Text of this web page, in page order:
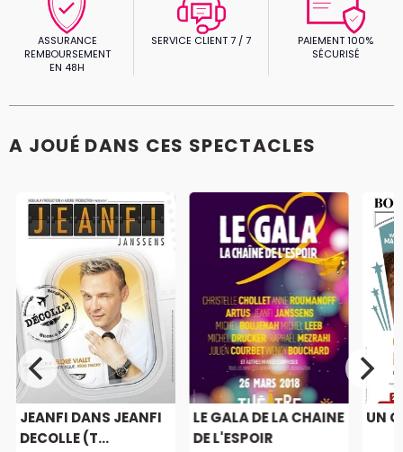
ASSURANCE
REMBOURSEMENT
EN 48H
SERVICE CLIENT 7 / 7
PAIEMENT 100%
SÉCURISÉ
A JOUÉ DANS CES SPECTACLES
JEANFI DANS JEANFI
DECOLLE (T...
LE GALA DE LA CHAINE
DE L'ESPOIR
UN